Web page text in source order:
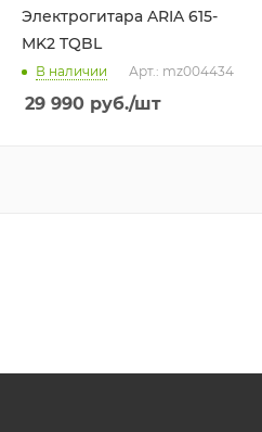
Электрогитара ARIA 615-
MK2 TQBL
В наличии Арт.: mz004434
29 990 руб./шт